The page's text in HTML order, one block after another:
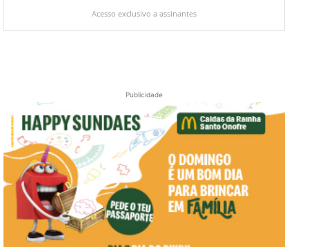
Acesso exclusivo a assinantes
Publicidade